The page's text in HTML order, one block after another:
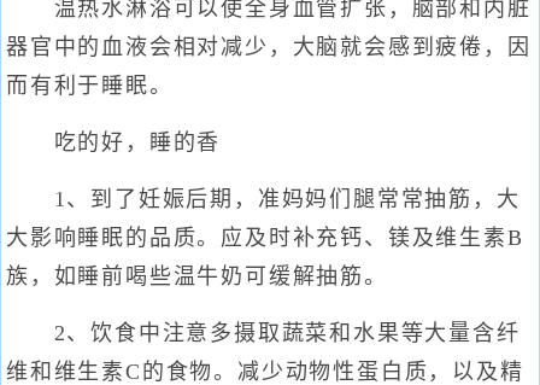
温热水淋浴可以使全身血管扩张，脑部和内脏
器官中的血液会相对减少，大脑就会感到疲倦，因
而有利于睡眠。
吃的好，睡的香
1、到了妊娠后期，准妈妈们腿常常抽筋，大
大影响睡眠的品质。应及时补充钙、镁及维生素B
族，如睡前喝些温牛奶可缓解抽筋。
2、饮食中注意多摄取蔬菜和水果等大量含纤
维和维生素C的食物。减少动物性蛋白质，以及精